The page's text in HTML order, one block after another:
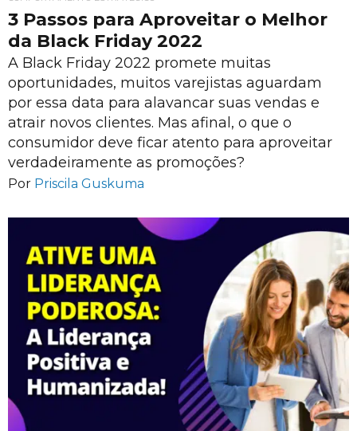
3 Passos para Aproveitar o Melhor
da Black Friday 2022
A Black Friday 2022 promete muitas
oportunidades, muitos varejistas aguardam
por essa data para alavancar suas vendas e
atrair novos clientes. Mas afinal, o que o
consumidor deve ficar atento para aproveitar
verdadeiramente as promoções?
Por Priscila Guskuma